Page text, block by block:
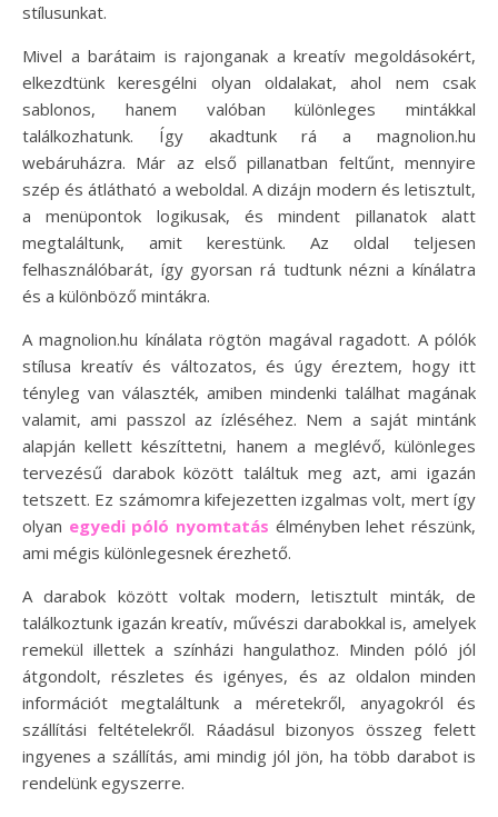
stílusunkat.
Mivel a barátaim is rajonganak a kreatív megoldásokért,
elkezdtünk keresgélni olyan oldalakat, ahol nem csak
sablonos, hanem valóban különleges mintákkal
találkozhatunk. Így akadtunk rá a magnolion.hu
webáruházra. Már az első pillanatban feltűnt, mennyire
szép és átlátható a weboldal. A dizájn modern és letisztult,
a menüpontok logikusak, és mindent pillanatok alatt
megtaláltunk, amit kerestünk. Az oldal teljesen
felhasználóbarát, így gyorsan rá tudtunk nézni a kínálatra
és a különböző mintákra.
A magnolion.hu kínálata rögtön magával ragadott. A pólók
stílusa kreatív és változatos, és úgy éreztem, hogy itt
tényleg van választék, amiben mindenki találhat magának
valamit, ami passzol az ízléséhez. Nem a saját mintánk
alapján kellett készíttetni, hanem a meglévő, különleges
tervezésű darabok között találtuk meg azt, ami igazán
tetszett. Ez számomra kifejezetten izgalmas volt, mert így
olyan egyedi póló nyomtatás élményben lehet részünk,
ami mégis különlegesnek érezhető.
A darabok között voltak modern, letisztult minták, de
találkoztunk igazán kreatív, művészi darabokkal is, amelyek
remekül illettek a színházi hangulathoz. Minden póló jól
átgondolt, részletes és igényes, és az oldalon minden
információt megtaláltunk a méretekről, anyagokról és
szállítási feltételekről. Ráadásul bizonyos összeg felett
ingyenes a szállítás, ami mindig jól jön, ha több darabot is
rendelünk egyszerre.